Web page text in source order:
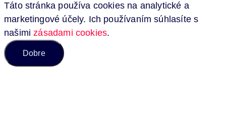
Táto stránka používa cookies na analytické a
marketingové účely. Ich používaním súhlasíte s
našimizásadami cookies.
Dobre